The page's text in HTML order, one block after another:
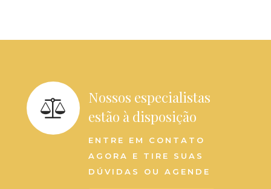
Nossos especialistas
estão à disposição
ENTRE EM CONTATO
AGORA E TIRE SUAS
DÚVIDAS OU AGENDE